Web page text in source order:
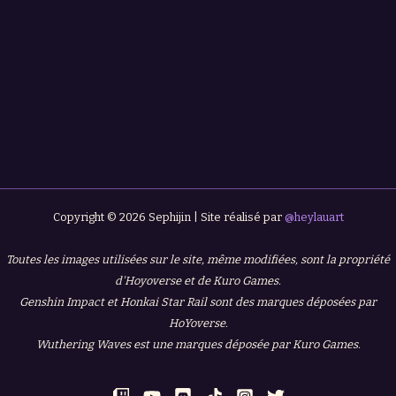
Copyright © 2026 Sephijin | Site réalisé par @heylauart
Toutes les images utilisées sur le site, même modifiées, sont la propriété
d'Hoyoverse et de Kuro Games.
Genshin Impact et Honkai Star Rail sont des marques déposées par
HoYoverse.
Wuthering Waves est une marques déposée par Kuro Games.